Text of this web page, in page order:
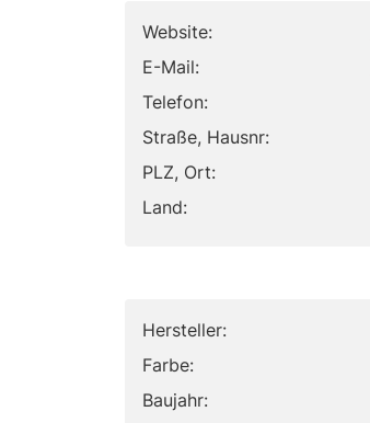
Website:
E-Mail:
Telefon:
Straße, Hausnr:
PLZ, Ort:
Land:
Hersteller:
Farbe:
Baujahr: